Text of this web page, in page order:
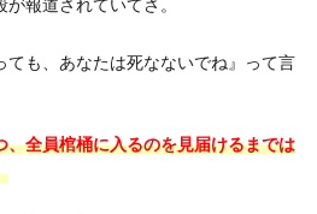
報道されていてさ。
ても、あなたは死なないでね』って言
、全員棺桶に入るのを見届けるまでは